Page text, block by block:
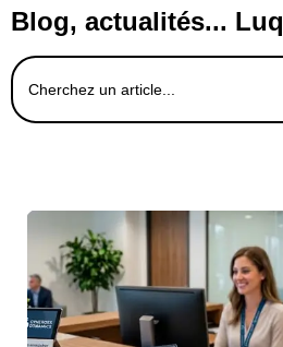
Blog, actualités...